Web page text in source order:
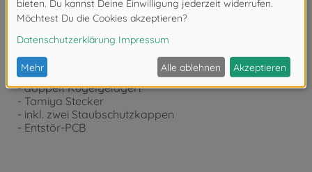
- 35T Brushed Motor
- empfohlen für RC Trucks und Crawler Modelle
- Eingangsspannung: 6,6–7,2 V
- offener Motorkopf, Kohlen sind austauschbar
- einstellbares Timing zwischen -15 und +15 Grad
- optimiertes Gehäuse für bessere Kühlung
- doppelt Kugelgelagert
- Tamiya Stecker
- inkl. zwei Staubschutzkappen
- Entstör-PCB